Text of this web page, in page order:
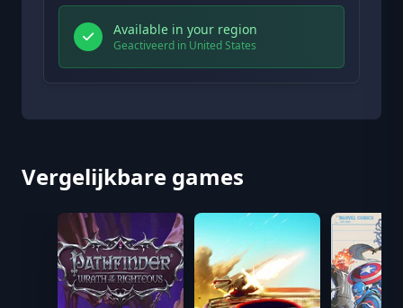
Available in your region
Geactiveerd in United States
Vergelijkbare games